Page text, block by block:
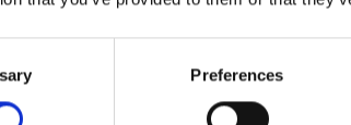
Preferences